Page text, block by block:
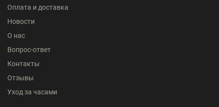
Оплата и доставка
Новости
О нас
Вопрос-ответ
Контакты
Отзывы
Уход за часами